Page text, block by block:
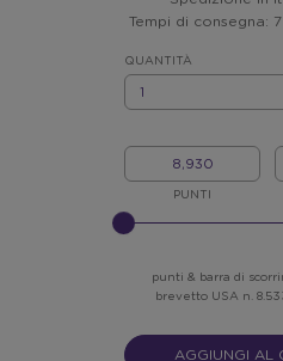
Tempi di consegna:
QUANTITÀ
I
PUNTI
IL
INSERISCI
NELLO
punti & barra di
brevetto USA n.
AGGIUNGI AL